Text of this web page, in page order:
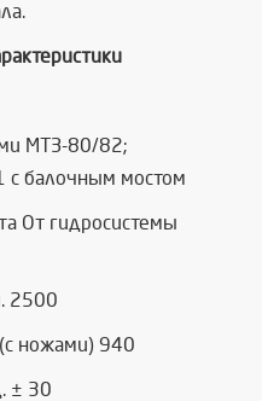
МТЗ-80/82;
с балочным мостом
От гидросистемы
2500
ножами) 940
± 30